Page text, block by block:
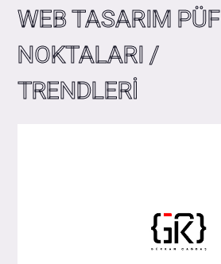
WEB TASARIM PÜF
NOKTALARI /
TRENDLERİ